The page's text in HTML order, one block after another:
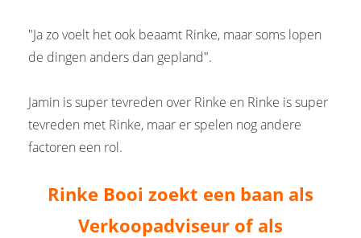
"Ja zo voelt het ook beaamt Rinke, maar soms lopen
de dingen anders dan gepland".
Jamin is super tevreden over Rinke en Rinke is super
tevreden met Rinke, maar er spelen nog andere
factoren een rol.
Rinke Booi zoekt een baan als
Verkoopadviseur of als